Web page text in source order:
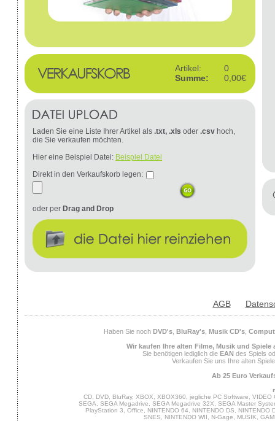
Artikel:
0
Summe:
0,00€
Laden Sie eine Liste Ihrer Artikel als .txt, .xls oder .csv hoch,
die Sie verkaufen möchten.
Hier eine Beispiel Datei: Beispiel Datei
Direkt in den Verkaufskorb legen:
oder per Drag and Drop
AGB
Haben Sie noch DVD's, BluRay's, Musik CD's,
Wir kaufen Ihre alten Filme, Musik und Spiele
Sie benötigen lediglich die EAN des Spiels
Verkaufen Sie uns Ihre alten
Ab 25 Euro
CD, DVD, BluRay, XBOX, XBOX360, jegliche PC Software,
SEGA, SEGA Megadrive, SEGA Megadrive 32X, SEGA Master
PlayStation 3, Office, NINTENDO 64, NINTENDO DS,
SNES, NINTENDO WII, N-Gage, MUSIK,